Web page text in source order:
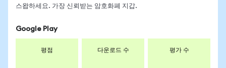
스왑하세요. 가장 신뢰받는 암호화폐 지갑.
Google Play
평점 다운로드 수 평가 수